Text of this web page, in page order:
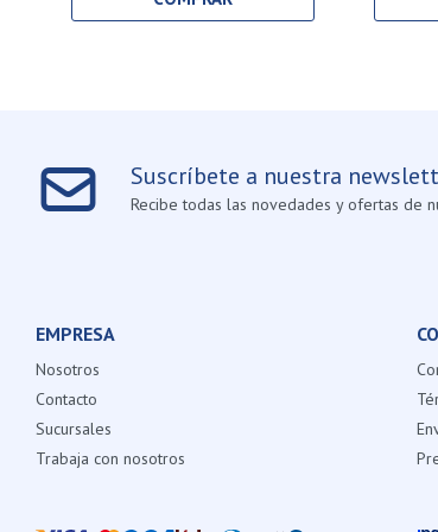
Suscríbete a nuestra
Recibe todas las novedades y ofertas de
EMPRESA
Nosotros
Contacto
Sucursales
Trabaja con nosotros